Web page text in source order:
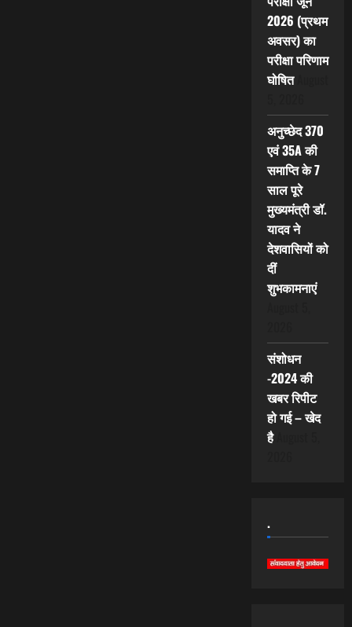
2026 (प्रथम
अवसर) का
परीक्षा परिणाम
घोषित
अनुच्छेद 370
एवं 35A की
समाप्ति के 7
साल पूरे
मुख्यमंत्री डॉ.
यादव ने
देशवासियों को
दीं
शुभकामनाएं
संशोधन
-2024 की
खबर रिपीट
हो गई – खेद
है
.